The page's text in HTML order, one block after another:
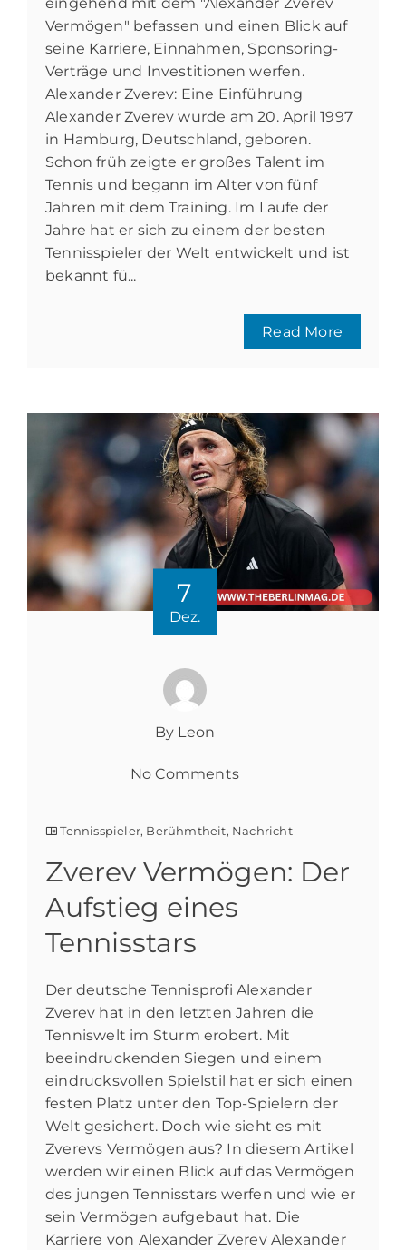
Vermögen" befassen und einen Blick auf
seine Karriere, Einnahmen, Sponsoring-
Verträge und Investitionen werfen.
Alexander Zverev: Eine Einführung
Alexander Zverev wurde am 20. April 1997
in Hamburg, Deutschland, geboren.
Schon früh zeigte er großes Talent im
Tennis und begann im Alter von fünf
Jahren mit dem Training. Im Laufe der
Jahre hat er sich zu einem der besten
Tennisspieler der Welt entwickelt und ist
bekannt fü...
Read More
7
Dez.
By Leon
No Comments
Tennisspieler, Berühmtheit, Nachricht
Zverev Vermögen: Der
Aufstieg eines
Tennisstars
Der deutsche Tennisprofi Alexander
Zverev hat in den letzten Jahren die
Tenniswelt im Sturm erobert. Mit
beeindruckenden Siegen und einem
eindrucksvollen Spielstil hat er sich einen
festen Platz unter den Top-Spielern der
Welt gesichert. Doch wie sieht es mit
Zverevs Vermögen aus? In diesem Artikel
werden wir einen Blick auf das Vermögen
des jungen Tennisstars werfen und wie er
sein Vermögen aufgebaut hat. Die
Karriere von Alexander Zverev Alexander